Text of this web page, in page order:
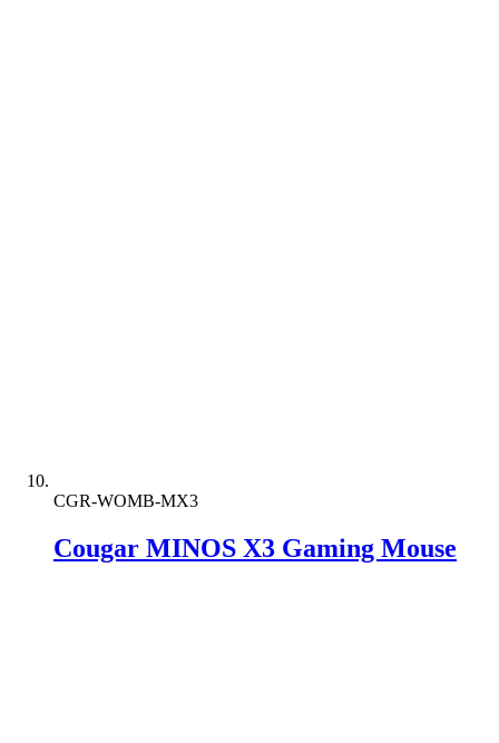
CGR-WOMB-MX3
Cougar MINOS X3 Gaming Mouse